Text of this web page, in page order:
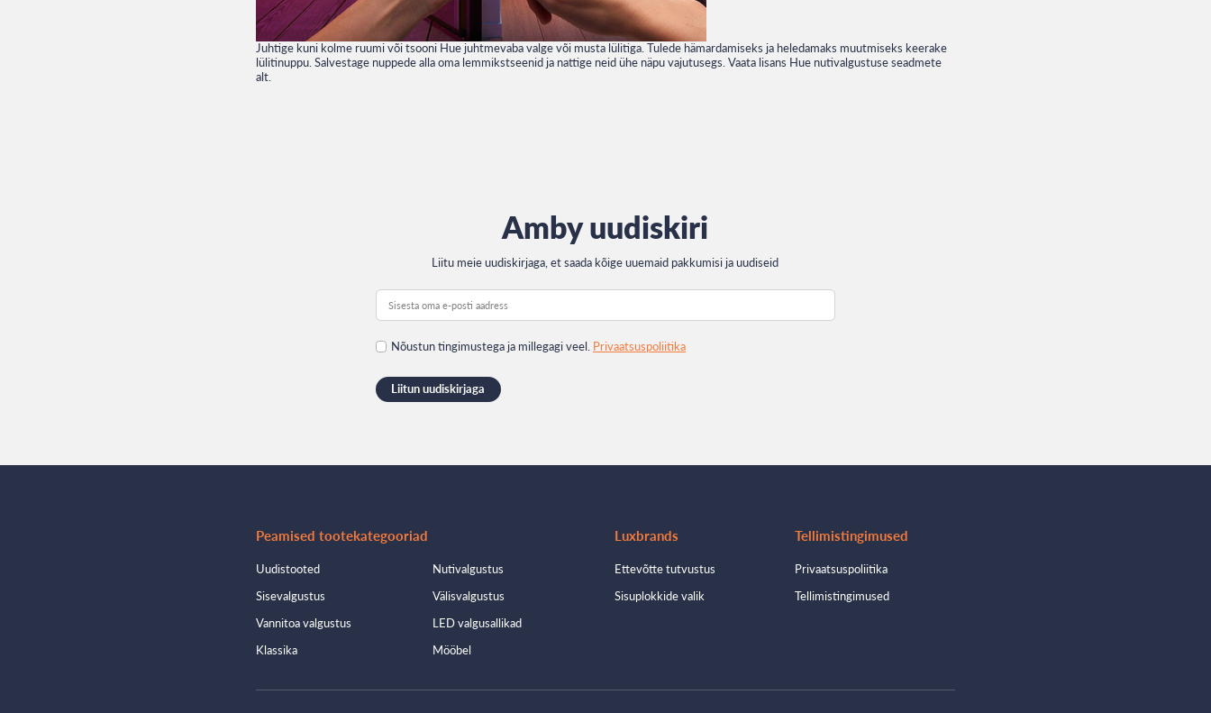
Juhtige kuni kolme ruumi või tsooni Hue juhtmevaba valge või musta lülitiga. Tulede hämardamiseks ja heledamaks muutmiseks keerake
lülitinuppu. Salvestage nuppede alla oma lemmikstseenid ja nattige neid ühe näpu vajutusegs. Vaata lisans Hue nutivalgustuse seadmete
alt.
Amby uudiskiri
Liitu meie uudiskirjaga, et saada kõige uuemaid pakkumisi ja uudiseid
Nõustun tingimustega ja millegagi veel. Privaatsuspoliitika
Peamised tootekategooriad
Uudistooted
Nutivalgustus
Sisevalgustus
Välisvalgustus
Vannitoa valgustus
LED valgusallikad
Klassika
Mööbel
Luxbrands
Ettevõtte tutvustus
Sisuplokkide valik
Tellimistingimused
Privaatsuspoliitika
Tellimistingimused